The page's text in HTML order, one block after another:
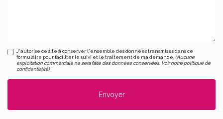
J'autorise ce site à conserver l'ensemble des données transmises dans ce
formulaire pour faciliter le suivi et le traitement de ma demande. (Aucune
exploitation commerciale ne sera faite des données conservées. Voir notre politique de
confidentialité)